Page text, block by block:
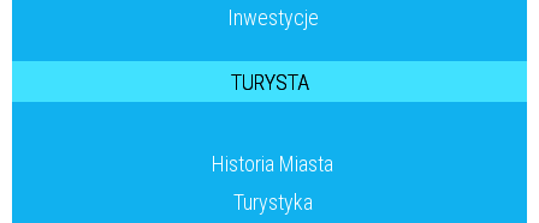
Inwestycje
TURYSTA
Historia Miasta
Turystyka